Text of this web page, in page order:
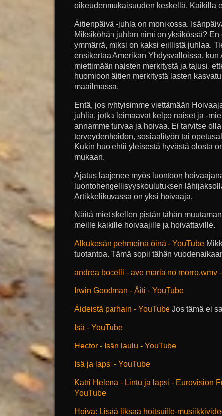
oikeudenmukaisuuden keskellä. Kaikilla
Äitienpäivä -juhla on monikossa.
Miksiköhän juhlan nimi on yksikössä?
ymmärrä, miksi on kaksi erillistä juhlaa.
ensikertaa Amerikan Yhdysvalloissa, kun
miettimään naisten merkitystä ja tajusi,
huomioon äitien merkitystä lasten
maailmassa.
Entä, jos ryhtyisimme viettämään
juhlia, jotka leimaavat kelpo naiset ja -
annamme turvaa ja hoivaa. Ei tarvitse
terveydenhoidon, sosiaalityön tai
Kukin huolehtii yleisestä hyvästä olosta
mukaan.
Ajatus laajenee myös luontoon
luontohengellisyyskoulutuksen
Artikkelikuvassa on yksi hoivaaja.
Näitä mietiskellen pistän tähän
meille kaikille hoivaajille ja hoivattaville.
Alkukesän pehmeinä öinä - YouTube
tuotantoa. Tämä sopii tähän
andrea bocelli - ave maria no morro.wmv
Irwin Goodman - Äiti - YouTube
Äideistä parhain - YouTube Jos tämä ei
Isä - YouTube
Hector - Isän laulu - YouTube
Isä ja lapsi - YouTube
Katri Helena - Lintu ja lapsi - Eurovision
YouTube
Hoiva: Lisää liksaa hoitsuille-